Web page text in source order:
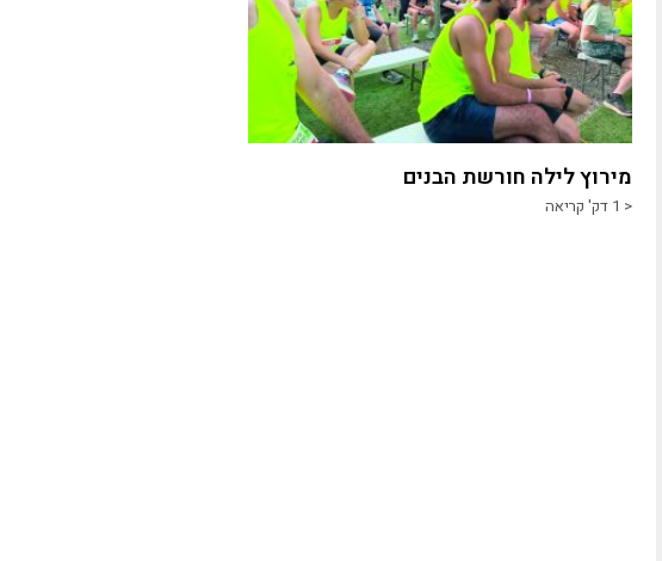
מירוץ לילה חורשת הבנים
< 1 דק' קריאה